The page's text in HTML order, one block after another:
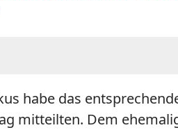
habe das
mitteilten. Dem